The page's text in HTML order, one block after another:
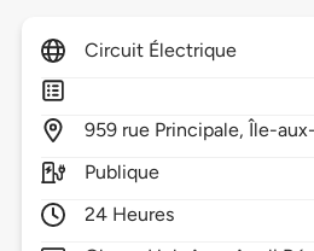
Circuit Électrique
959 rue Principale, Île-
Publique
24 Heures